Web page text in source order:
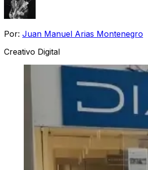
Por: Juan Manuel Arias Montenegro
Creativo Digital